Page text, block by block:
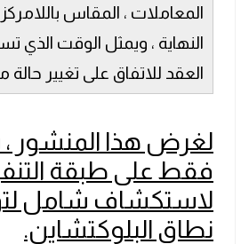
المعاملات ، المقاس
النهاية ، ويمثل الوقت الذي
العقد للاتفاق على تغيير حالة
لغرض هذا المنشور ،
فقط على طبقة
لاستكشاف شامل
نطاق البلوكتشاين.